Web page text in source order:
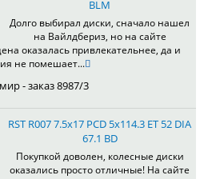
BLM
Долго выбирал диски, сначало нашел
на Вайлдбериз, но на сайте
оказалась привлекательнее, да и
не помешает...
- заказ 8987/3
RST R007 7.5x17 PCD 5x114.3 ET 52 DIA
67.1 BD
Покупкой доволен, колесные диски
оказались просто отличные! На сайте